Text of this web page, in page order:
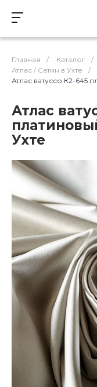
Главная / Каталог /
Атлас / Cатин в Ухте
/
Атлас ватуссо К2-645
Атлас
Ухте